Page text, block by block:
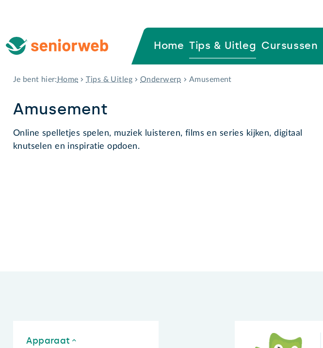
Home Tips & Uitleg Cursussen
Je bent hier: Home Tips & Uitleg Onderwerp Amusement
Amusement
Online spelletjes spelen, muziek luisteren, films en series kijken, digitaal
knutselen en inspiratie opdoen.
Apparaat